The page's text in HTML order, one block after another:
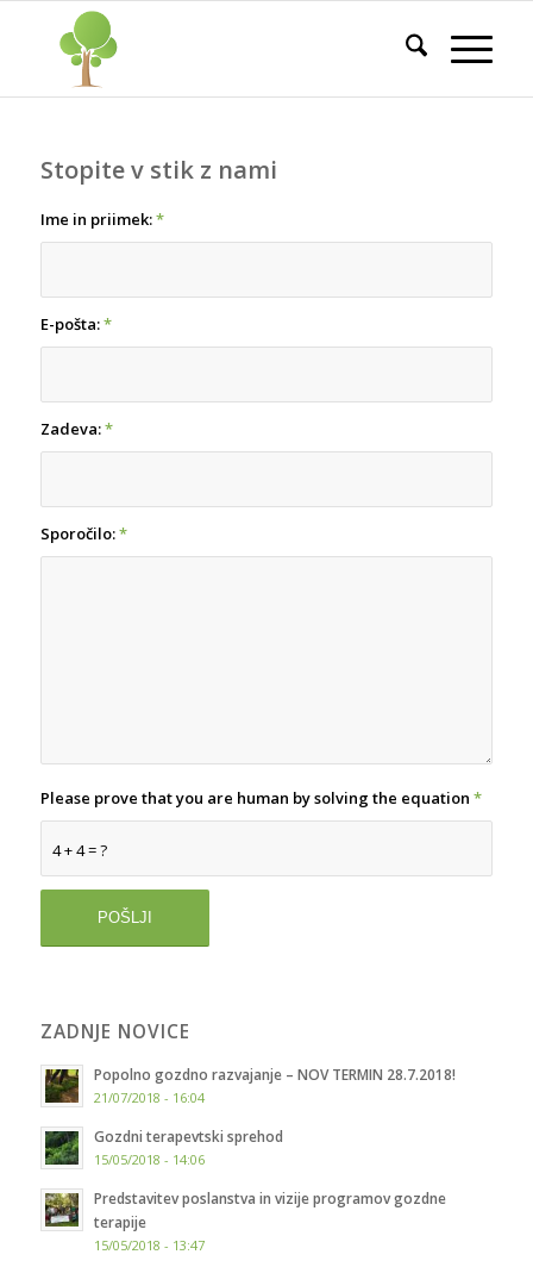
Stopite v stik z nami
Ime in priimek:*
E-pošta:*
Zadeva:*
Sporočilo:*
4 + 4 = ?
Please prove that you are human by solving the equation *
ZADNJE NOVICE
Popolno gozdno razvajanje – NOV TERMIN 28.7.2018!
21/07/2018 - 16:04
Gozdni terapevtski sprehod
15/05/2018 - 14:06
Predstavitev poslanstva in vizije programov gozdne
terapije
15/05/2018 - 13:47